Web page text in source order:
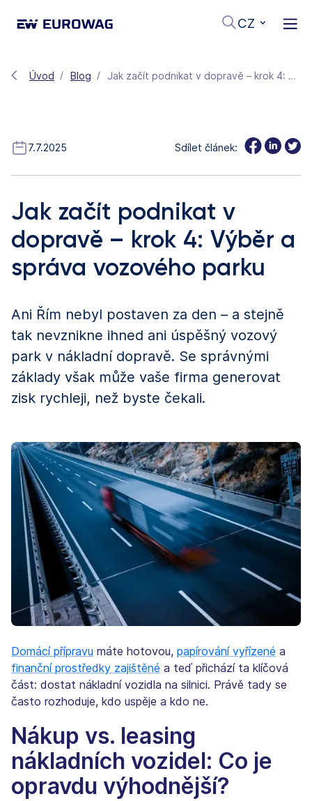
CZ
Úvod Blog Jak začít podnikat v dopravě – krok 4: Výběr a správa vozového parku
7.7.2025 Sdílet článek:
Jak začít podnikat v
dopravě – krok 4: Výběr a
správa vozového parku
Ani Řím nebyl postaven za den – a stejně
tak nevznikne ihned ani úspěšný vozový
park v nákladní dopravě. Se správnými
základy však může vaše firma generovat
zisk rychleji, než byste čekali.
Domácí přípravu máte hotovou, papírování vyřízené a
finanční prostředky zajištěné a teď přichází ta klíčová
část: dostat nákladní vozidla na silnici. Právě tady se
často rozhoduje, kdo uspěje a kdo ne.
Nákup vs. leasing
nákladních vozidel: Co je
opravdu výhodnější?